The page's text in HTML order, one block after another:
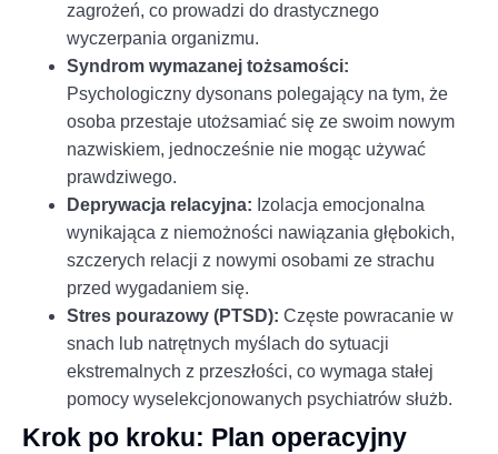
zagrożeń, co prowadzi do drastycznego
wyczerpania organizmu.
Syndrom wymazanej tożsamości:
Psychologiczny dysonans polegający na tym, że
osoba przestaje utożsamiać się ze swoim nowym
nazwiskiem, jednocześnie nie mogąc używać
prawdziwego.
Deprywacja relacyjna: Izolacja emocjonalna
wynikająca z niemożności nawiązania głębokich,
szczerych relacji z nowymi osobami ze strachu
przed wygadaniem się.
Stres pourazowy (PTSD): Częste powracanie w
snach lub natrętnych myślach do sytuacji
ekstremalnych z przeszłości, co wymaga stałej
pomocy wyselekcjonowanych psychiatrów służb.
Krok po kroku: Plan operacyjny